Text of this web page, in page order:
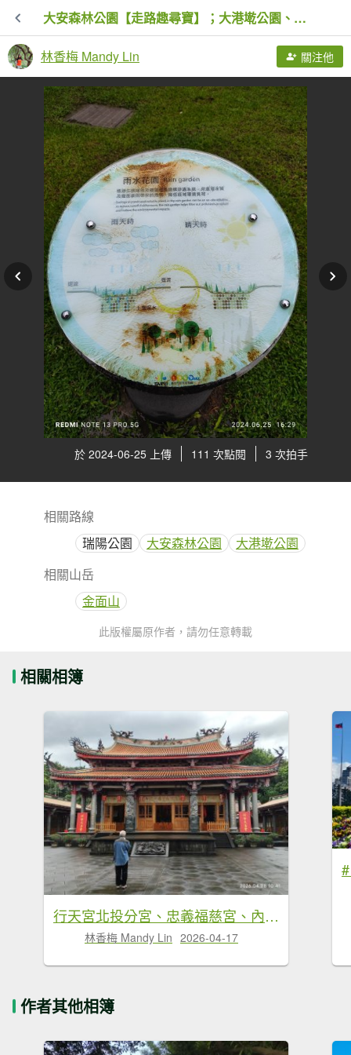
大安森林公園【走路趣尋寶】；大港墘公園、瑞陽公園【臺北健走趣】
林香梅 Mandy Lin 關注他
於 2024-06-25 上傳 111 次點閱 3 次拍手
相關路線
瑞陽公園
大安森林公園
大港墘公園
相關山岳
金面山
此版權屬原作者，請勿任意轉載
相關相簿
行天宮北投分宮、忠義福慈宮、內湖大港墘公園
林香梅 Mandy Lin 2026-04-17
作者其他相簿